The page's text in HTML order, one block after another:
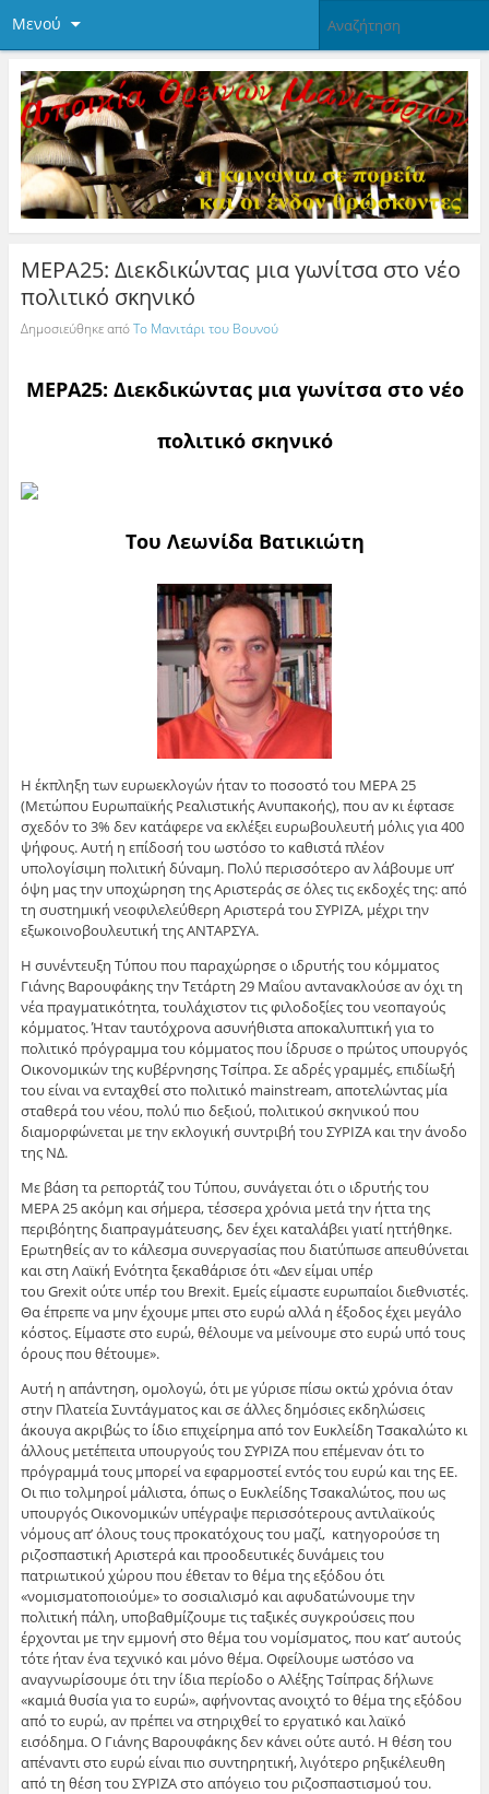
Μενού
ΜΕΡΑ25: Διεκδικώντας μια γωνίτσα στο νέο
πολιτικό σκηνικό
Δημοσιεύθηκε απόΤο Μανιτάρι του Βουνού
ΜΕΡΑ25: Διεκδικώντας μια γωνίτσα στο νέο
πολιτικό σκηνικό
Του Λεωνίδα Βατικιώτη
Η έκπληξη των ευρωεκλογών ήταν το ποσοστό του ΜΕΡΑ 25
(Μετώπου Ευρωπαϊκής Ρεαλιστικής Ανυπακοής), που αν κι έφτασε
σχεδόν το 3% δεν κατάφερε να εκλέξει ευρωβουλευτή μόλις για 400
ψήφους. Αυτή η επίδοσή του ωστόσο το καθιστά πλέον
υπολογίσιμη πολιτική δύναμη. Πολύ περισσότερο αν λάβουμε υπ’
όψη μας την υποχώρηση της Αριστεράς σε όλες τις εκδοχές της: από
τη συστημική νεοφιλελεύθερη Αριστερά του ΣΥΡΙΖΑ, μέχρι την
εξωκοινοβουλευτική της ΑΝΤΑΡΣΥΑ.
Η συνέντευξη Τύπου που παραχώρησε ο ιδρυτής του κόμματος
Γιάνης Βαρουφάκης την Τετάρτη 29 Μαΐου αντανακλούσε αν όχι τη
νέα πραγματικότητα, τουλάχιστον τις φιλοδοξίες του νεοπαγούς
κόμματος. Ήταν ταυτόχρονα ασυνήθιστα αποκαλυπτική για το
πολιτικό πρόγραμμα του κόμματος που ίδρυσε ο πρώτος υπουργός
Οικονομικών της κυβέρνησης Τσίπρα. Σε αδρές γραμμές, επιδίωξή
του είναι να ενταχθεί στο πολιτικό mainstream, αποτελώντας μία
σταθερά του νέου, πολύ πιο δεξιού, πολιτικού σκηνικού που
διαμορφώνεται με την εκλογική συντριβή του ΣΥΡΙΖΑ και την άνοδο
της ΝΔ.
Με βάση τα ρεπορτάζ του Τύπου, συνάγεται ότι ο ιδρυτής του
ΜΕΡΑ 25 ακόμη και σήμερα, τέσσερα χρόνια μετά την ήττα της
περιβόητης διαπραγμάτευσης, δεν έχει καταλάβει γιατί ηττήθηκε.
Ερωτηθείς αν το κάλεσμα συνεργασίας που διατύπωσε απευθύνεται
και στη Λαϊκή Ενότητα ξεκαθάρισε ότι «Δεν είμαι υπέρ
του Grexit ούτε υπέρ του Brexit. Εμείς είμαστε ευρωπαίοι διεθνιστές.
Θα έπρεπε να μην έχουμε μπει στο ευρώ αλλά η έξοδος έχει μεγάλο
κόστος. Είμαστε στο ευρώ, θέλουμε να μείνουμε στο ευρώ υπό τους
όρους που θέτουμε».
Αυτή η απάντηση, ομολογώ, ότι με γύρισε πίσω οκτώ χρόνια όταν
στην Πλατεία Συντάγματος και σε άλλες δημόσιες εκδηλώσεις
άκουγα ακριβώς το ίδιο επιχείρημα από τον Ευκλείδη Τσακαλώτο κι
άλλους μετέπειτα υπουργούς του ΣΥΡΙΖΑ που επέμεναν ότι το
πρόγραμμά τους μπορεί να εφαρμοστεί εντός του ευρώ και της ΕΕ.
Οι πιο τολμηροί μάλιστα, όπως ο Ευκλείδης Τσακαλώτος, που ως
υπουργός Οικονομικών υπέγραψε περισσότερους αντιλαϊκούς
νόμους απ’ όλους τους προκατόχους του μαζί, κατηγορούσε τη
ριζοσπαστική Αριστερά και προοδευτικές δυνάμεις του
πατριωτικού χώρου που έθεταν το θέμα της εξόδου ότι
«νομισματοποιούμε» το σοσιαλισμό και αφυδατώνουμε την
πολιτική πάλη, υποβαθμίζουμε τις ταξικές συγκρούσεις που
έρχονται με την εμμονή στο θέμα του νομίσματος, που κατ’ αυτούς
τότε ήταν ένα τεχνικό και μόνο θέμα. Οφείλουμε ωστόσο να
αναγνωρίσουμε ότι την ίδια περίοδο ο Αλέξης Τσίπρας δήλωνε
«καμιά θυσία για το ευρώ», αφήνοντας ανοιχτό το θέμα της εξόδου
από το ευρώ, αν πρέπει να στηριχθεί το εργατικό και λαϊκό
εισόδημα. Ο Γιάνης Βαρουφάκης δεν κάνει ούτε αυτό. Η θέση του
απέναντι στο ευρώ είναι πιο συντηρητική, λιγότερο ρηξικέλευθη
από τη θέση του ΣΥΡΙΖΑ στο απόγειο του ριζοσπαστισμού του.